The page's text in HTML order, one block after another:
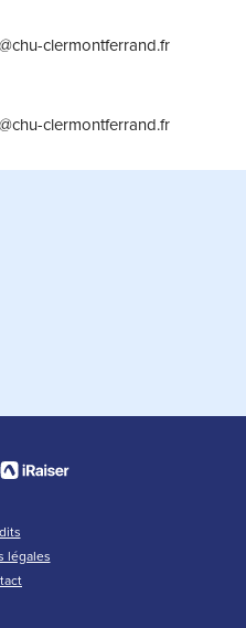
clermontferrand.fr
clermontferrand.fr
légales